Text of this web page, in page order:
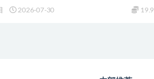
2026-07-30 19.9